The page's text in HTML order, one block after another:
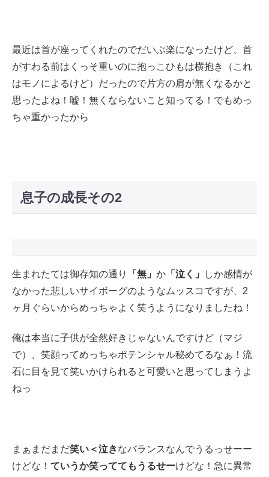
最近は首が座ってくれたのでだいぶ楽になったけど、首
がすわる前はくっそ重いのに抱っこひもは横抱き（これ
はモノによるけど）だったので片方の肩が無くなるかと
思ったよね！嘘！無くならないこと知ってる！でもめっ
ちゃ重かったから
息子の成長その2
生まれたては御存知の通り 「無」 か 「泣く」
しか感情が
なかった悲しいサイボーグのようなムッスコですが、2
ヶ月ぐらいからめっちゃよく笑うようになりましたね！
俺は本当に子供が全然好きじゃないんですけど（マジ
で）、笑顔ってめっちゃポテンシャル秘めてるなぁ！流
石に目を見て笑いかけられると可愛いと思ってしまうよ
ねっ
まぁまだまだ笑い＜泣きなバランスなんでうるっせーー
けどな！ ていうか笑っててもうるせーけどな！急に異常